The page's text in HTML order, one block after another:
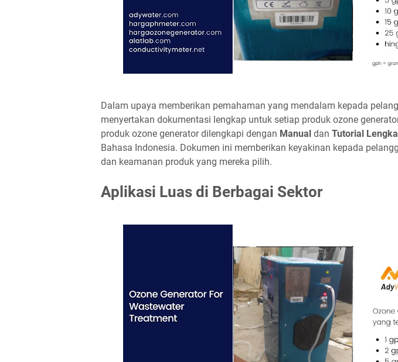
Dalam upaya memberikan pemahaman yang mendalam kepada
menyertakan dokumentasi lengkap untuk setiap produk ozone
produk ozone generator dilengkapi dengan Manual dan Tutorial
Bahasa Indonesia. Dokumen ini memberikan keyakinan kepada
dan keamanan produk yang mereka pilih.
Aplikasi Luas di Berbagai Sektor